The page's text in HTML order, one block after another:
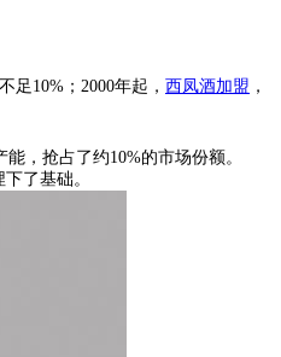
足10%；2000年起， 西凤酒加盟 ，
，抢占了约10%的市场份额。
了基础。